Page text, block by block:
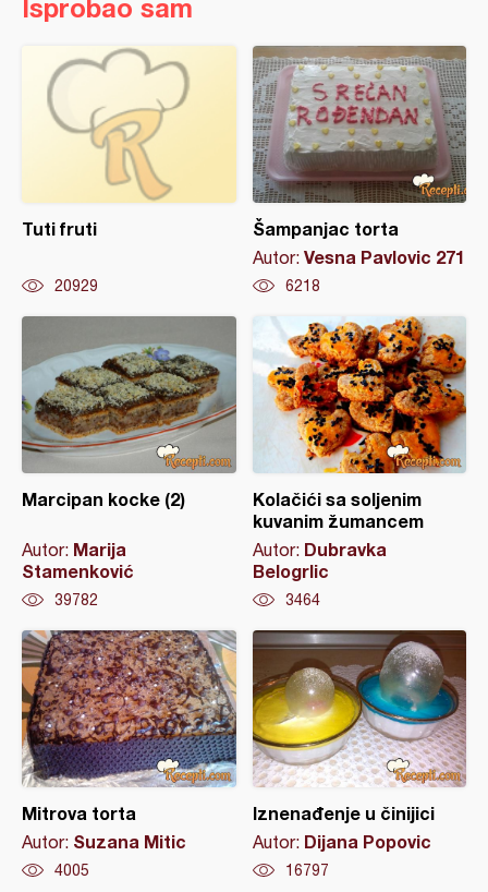
Isprobao sam
Tuti fruti
20929
Šampanjac torta
Autor: Vesna Pavlovic 271
6218
Marcipan kocke (2)
Autor: Marija
Stamenković
39782
Kolačići sa soljenim
kuvanim žumancem
Autor: Dubravka
Belogrlic
3464
Mitrova torta
Autor: Suzana Mitic
4005
Iznenađenje u činijici
Autor: Dijana Popovic
16797